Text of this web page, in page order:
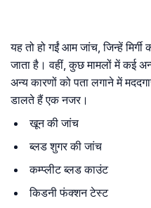
यह तो हो गईं आम जांच, जिन्हें
जाता है। वहीं, कुछ मामलों में कई
अन्य कारणों को पता लगाने में
डालते हैं एक नजर।
खून की जांच
ब्लड शुगर की जांच
कम्प्लीट ब्लड काउंट
किडनी फंक्शन टेस्ट